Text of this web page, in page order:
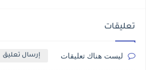
تعليقات
ليست هناك تعليقات إرسال تعليق